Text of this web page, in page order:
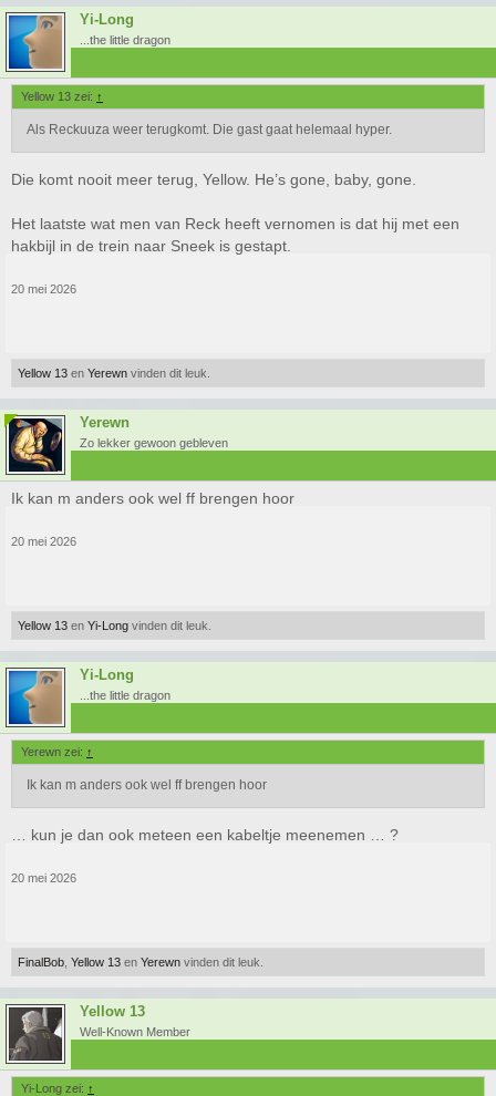
Yi-Long
...the little dragon
Yellow 13 zei: ↑
Als Reckuuza weer terugkomt. Die gast gaat helemaal hyper.
Die komt nooit meer terug, Yellow. He’s gone, baby, gone.
Het laatste wat men van Reck heeft vernomen is dat hij met een
hakbijl in de trein naar Sneek is gestapt.
20 mei 2026
Yellow 13 en Yerewn vinden dit leuk.
Yerewn
Zo lekker gewoon gebleven
Ik kan m anders ook wel ff brengen hoor
20 mei 2026
Yellow 13 en Yi-Long vinden dit leuk.
Yi-Long
...the little dragon
Yerewn zei: ↑
Ik kan m anders ook wel ff brengen hoor
… kun je dan ook meteen een kabeltje meenemen … ?
20 mei 2026
FinalBob Yellow 13 en Yerewn vinden dit leuk.
Yellow 13
Well-Known Member
Yi-Long zei: ↑